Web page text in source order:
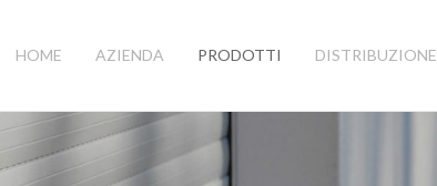
HOME AZIENDA PRODOTTI DISTRIBUZIONE